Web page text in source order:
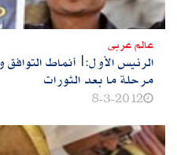
عالم عربى
الرئيس الأول:|أنماط التوافق
مرحلة ما بعد الثورات
8-3-2012